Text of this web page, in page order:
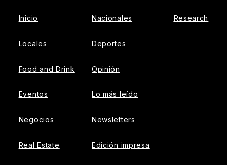
Inicio
Locales
Food and Drink
Eventos
Negocios
Real Estate
Nacionales
Deportes
Opinión
Lo más leído
Newsletters
Edición impresa
Research